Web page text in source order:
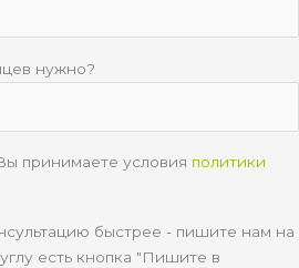
нужно?
принимаете условия политики
быстрее - пишите нам на
есть кнопка "Пишите в